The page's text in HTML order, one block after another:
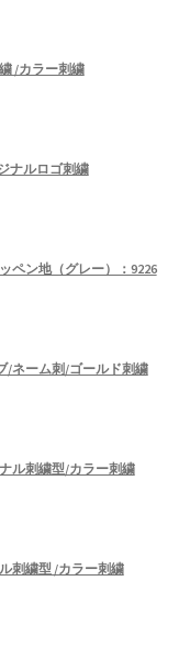
/カラー刺繍
ナルロゴ刺繍
ペン地（グレー）：9226
/ネーム刺/ゴールド刺繍
ル刺繍型/カラー刺繍
刺繍型 /カラー刺繍